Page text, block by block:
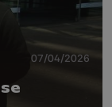
07/04/2026